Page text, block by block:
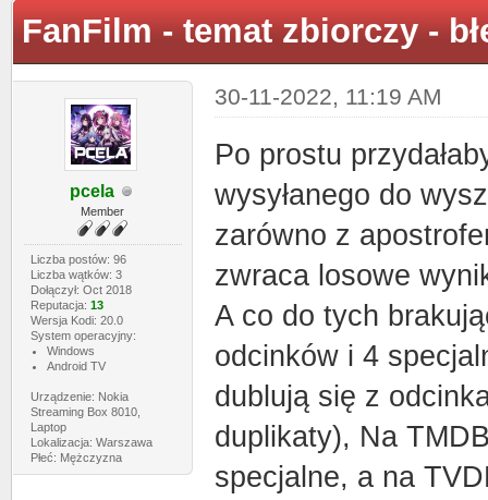
FanFilm - temat zbiorczy -
pcela
Member
Liczba postów: 96
Liczba wątków: 3
Dołączył: Oct 2018
Reputacja: 13
Wersja Kodi: 20.0
System operacyjny:
Windows
Android TV
Urządzenie: Nokia
Streaming Box 8010,
Laptop
Lokalizacja: Warszawa
Płeć: Mężczyzna
30-11-2022, 11:19 AM
Po prostu
wysyłanego do
zarówno z
zwraca losowe
A co do tych
odcinków i 4
dublują się z
duplikaty), Na
specjalne, a na